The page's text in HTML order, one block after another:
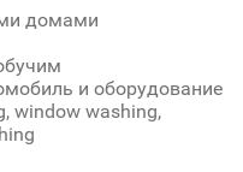
домами
и оборудование
window washing,